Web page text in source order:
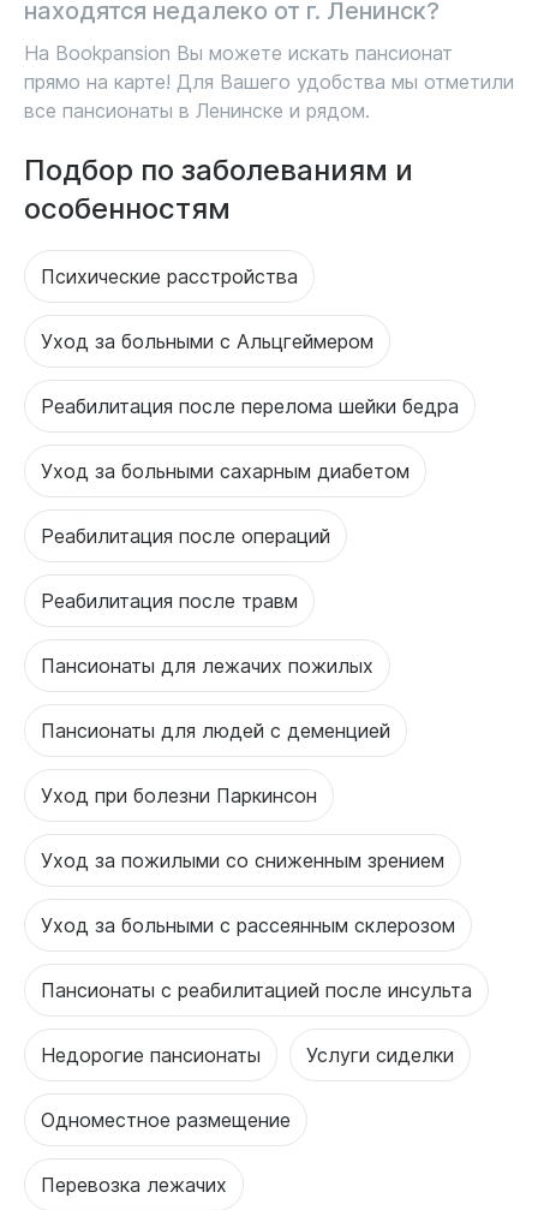
находятся недалеко от г. Ленинск?
На Bookpansion Вы можете искать пансионат
прямо на карте! Для Вашего удобства мы отметили
все пансионаты в Ленинске и рядом.
Подбор по заболеваниям и
особенностям
Психические расстройства
Уход за больными с Альцгеймером
Реабилитация после перелома шейки бедра
Уход за больными сахарным диабетом
Реабилитация после операций
Реабилитация после травм
Пансионаты для лежачих пожилых
Пансионаты для людей с деменцией
Уход при болезни Паркинсон
Уход за пожилыми со сниженным зрением
Уход за больными с рассеянным склерозом
Пансионаты с реабилитацией после инсульта
Недорогие пансионаты Услуги сиделки
Одноместное размещение
Перевозка лежачих